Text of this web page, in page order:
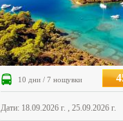
10 дни / 7 нощувки
Дати: 18.09.2026 г. , 25.09.2026 г.